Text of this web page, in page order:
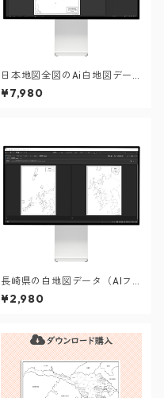
日本地図全図のAi白地図デー
タ
¥7,980
長崎県の白地図データ（AIフ
ァイル）
¥2,980